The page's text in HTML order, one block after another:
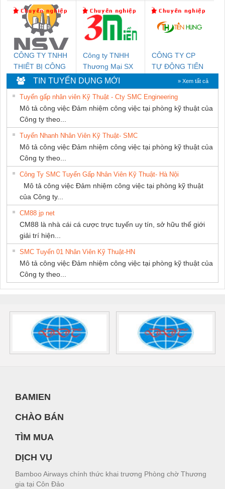
DỊCH VỤ XNK
PHƯƠNG NAM
SUPPLY
CÔNG TY TNHH
THIẾT BỊ CÔNG
NGHIỆP NIHON
SETSUBI VIỆT
NAM
Công ty TNHH
Thương Mại SX
Ba Miền
CÔNG TY CP
TỰ ĐỘNG TIẾN
TIN TUYỂN DỤNG MỚI » Xem tất cả
Tuyển gấp nhân viên Kỹ Thuật - Cty SMC Engineering
Mô tả công việc Đảm nhiệm công việc tại phòng kỹ thuật của
Công ty theo...
Tuyển Nhanh Nhân Viên Kỹ Thuật- SMC
Mô tả công việc Đảm nhiệm công việc tại phòng kỹ thuật của
Công ty theo...
Công Ty SMC Tuyển Gấp Nhân Viên Kỹ Thuật- Hà Nội
Mô tả công việc Đảm nhiệm công việc tại phòng kỹ thuật
của Công ty...
CM88 jp net
CM88 là nhà cái cá cược trực tuyến uy tín, sở hữu thế giới
giải trí hiện...
SMC Tuyển 01 Nhân Viên Kỹ Thuật-HN
Mô tả công việc Đảm nhiệm công việc tại phòng kỹ thuật của
Công ty theo...
BAMIEN
CHÀO BÁN
TÌM MUA
DỊCH VỤ
Bamboo Airways chính thức khai trương Phòng chờ Thương
gia tại Côn Đảo